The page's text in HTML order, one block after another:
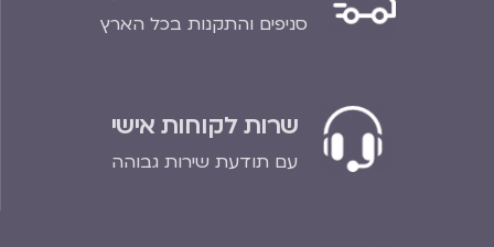
סניפים והתקנות בכל הארץ
שרות לקוחות אישי
עם תודעת שירות גבוהה